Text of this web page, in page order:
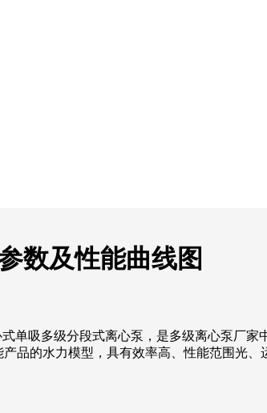
数及性能曲线图
单吸多级分段式离心泵，是多级离心泵厂
品的水力模型，具有效率高、性能范围光